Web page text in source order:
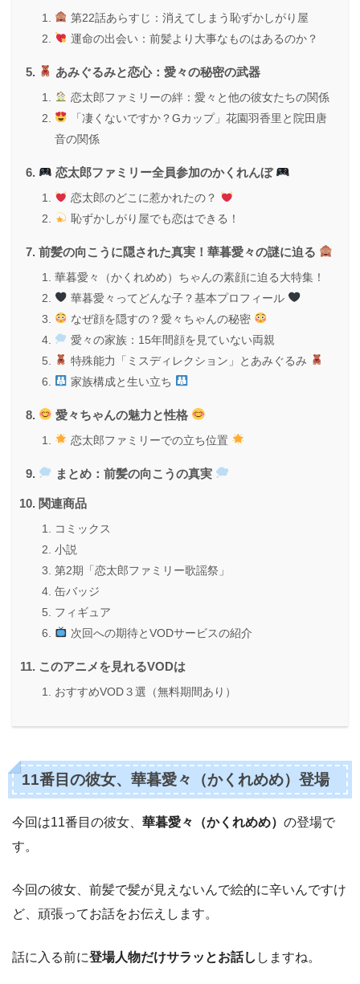
第22話あらすじ：消えてしまう恥ずかしがり屋
運命の出会い：前髪より大事なものはあるのか？
あみぐるみと恋心：愛々の秘密の武器
恋太郎ファミリーの絆：愛々と他の彼女たちの関係
「凄くないですか？Gカップ」花園羽香里と院田唐
音の関係
恋太郎ファミリー全員参加のかくれんぼ
恋太郎のどこに惹かれたの？
恥ずかしがり屋でも恋はできる！
前髪の向こうに隠された真実！華暮愛々の謎に迫る
華暮愛々（かくれめめ）ちゃんの素顔に迫る大特集！
華暮愛々ってどんな子？基本プロフィール
なぜ顔を隠すの？愛々ちゃんの秘密
愛々の家族：15年間顔を見ていない両親
特殊能力「ミスディレクション」とあみぐるみ
家族構成と生い立ち
愛々ちゃんの魅力と性格
恋太郎ファミリーでの立ち位置
まとめ：前髪の向こうの真実
関連商品
コミックス
小説
第2期「恋太郎ファミリー歌謡祭」
缶バッジ
フィギュア
次回への期待とVODサービスの紹介
このアニメを見れるVODは
おすすめVOD３選（無料期間あり）
11番目の彼女、華暮愛々（かくれめめ）登場
今回は11番目の彼女、 華暮愛々 （かくれめめ） の登場で
す。
今回の彼女、前髪で髪が見えないんで絵的に辛いんですけ
ど、頑張ってお話をお伝えします。
話に入る前に登場人物だけサラッとお話し しますね。